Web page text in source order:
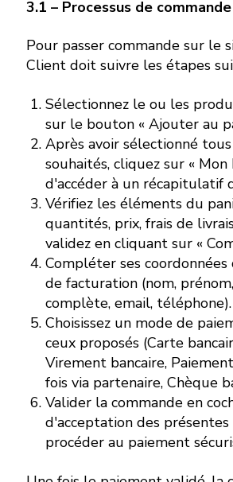
3.1 – Processus de commande
Pour passer commande sur le
Client doit suivre les étapes
Sélectionnez le ou les
sur le bouton « Ajouter au
Après avoir sélectionné
souhaités, cliquez sur « Mon
d'accéder à un récapitulatif
Vérifiez les éléments du
quantités, prix, frais de
validez en cliquant sur «
Compléter ses
de facturation (nom,
complète, email, téléphone).
Choisissez un mode de
ceux proposés (Carte
Virement bancaire,
fois via partenaire, Chèque
Valider la commande en
d'acceptation des présentes
procéder au paiement